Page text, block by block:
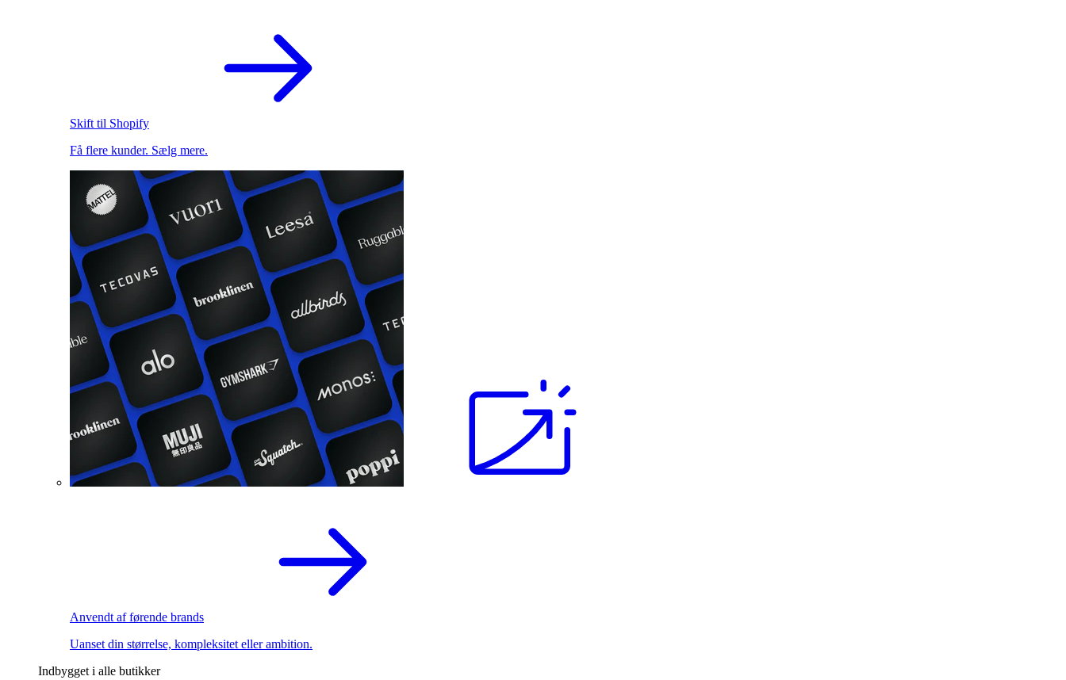
Skift til Shopify
Få flere kunder. Sælg mere.
Anvendt af førende brands
Uanset din størrelse, kompleksitet eller ambition.
Indbygget i alle butikker